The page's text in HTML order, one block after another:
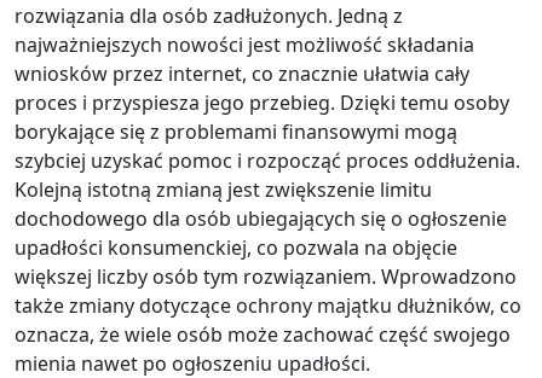
rozwiązania dla osób zadłużonych. Jedną z
najważniejszych nowości jest możliwość składania
wniosków przez internet, co znacznie ułatwia cały
proces i przyspiesza jego przebieg. Dzięki temu osoby
borykające się z problemami finansowymi mogą
szybciej uzyskać pomoc i rozpocząć proces oddłużenia.
Kolejną istotną zmianą jest zwiększenie limitu
dochodowego dla osób ubiegających się o ogłoszenie
upadłości konsumenckiej, co pozwala na objęcie
większej liczby osób tym rozwiązaniem. Wprowadzono
także zmiany dotyczące ochrony majątku dłużników, co
oznacza, że wiele osób może zachować część swojego
mienia nawet po ogłoszeniu upadłości.